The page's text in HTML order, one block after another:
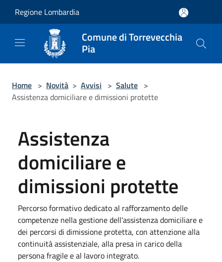
Regione Lombardia
Comune di Torrevecchia
Pia
Home > Novità > Avvisi > Salute >
Assistenza domiciliare e dimissioni protette
Assistenza
domiciliare e
dimissioni protette
Percorso formativo dedicato al rafforzamento delle
competenze nella gestione dell’assistenza domiciliare e
dei percorsi di dimissione protetta, con attenzione alla
continuità assistenziale, alla presa in carico della
persona fragile e al lavoro integrato.